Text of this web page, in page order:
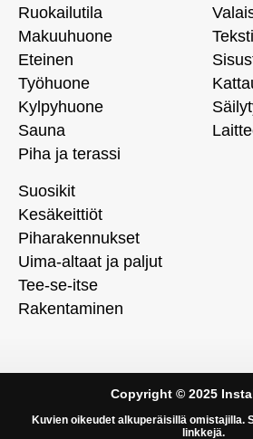
Ruokailutila
Makuuhuone
Eteinen
Työhuone
Kylpyhuone
Sauna
Piha ja terassi
Suosikit
Kesäkeittiöt
Piharakennukset
Uima-altaat ja paljut
Tee-se-itse
Rakentaminen
Copyright © 2025
Kuvien oikeudet alkuperäisillä omistajilla.
linkkejä.